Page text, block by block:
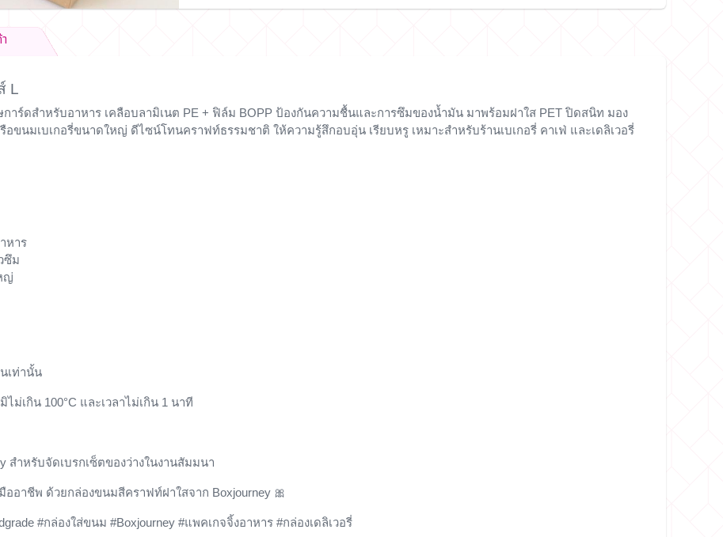
L
การ์ดสำหรับอาหาร เคลือบลามิเนต PE + ฟิล์ม BOPP ป้องกันความชื้นและการซึมของน้ำมัน มาพร้อมฝาใส PET ปิดสนิท มอง
ขนมเบเกอรี่ขนาดใหญ่ ดีไซน์โทนคราฟท์ธรรมชาติ ให้ความรู้สึกอบอุ่น เรียบหรู เหมาะสำหรับร้านเบเกอรี่ คาเฟ่ และเดลิเวอรี่
หาร
ซึม
ญ่
เท่านั้น
ม่เกิน 100°C และเวลาไม่เกิน 1 นาที
สำหรับจัดเบรกเซ็ตของว่างในงานสัมมนา
ออาชีพ ด้วยกล่องขนมสีคราฟท์ฝาใสจาก Boxjourney 🎀
#กล่องใส่ขนม #Boxjourney #แพคเกจจิ้งอาหาร #กล่องเดลิเวอรี่